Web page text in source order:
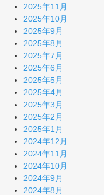
2025年11月
2025年10月
2025年9月
2025年8月
2025年7月
2025年6月
2025年5月
2025年4月
2025年3月
2025年2月
2025年1月
2024年12月
2024年11月
2024年10月
2024年9月
2024年8月